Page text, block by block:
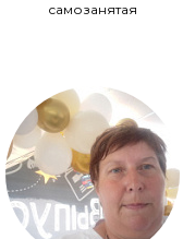
самозанятая